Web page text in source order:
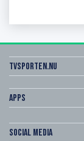
Tvsporten.nu
Apps
Social Media